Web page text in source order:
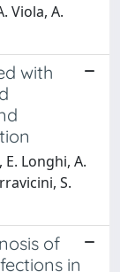
Viola, A.
with
Longhi, A.
S.
of
in